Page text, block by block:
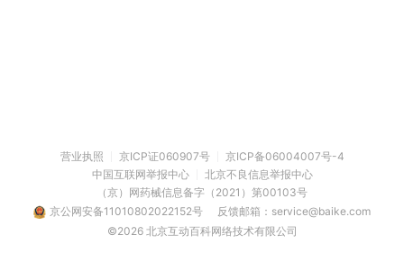
营业执照 京ICP证060907号
京ICP备06004007号-4
中国互联网举报中心
北京不良信息举报中心
（京）网药械信息备字（2021）第00103号
京公网安备11010802022152号
反馈邮箱：service@baike.com
©2026 北京互动百科网络技术有限公司